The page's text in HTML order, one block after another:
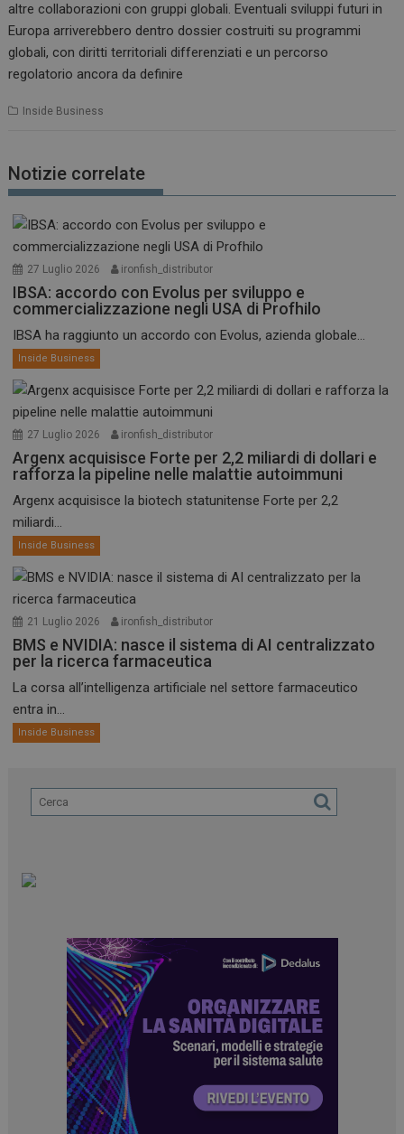
altre collaborazioni con gruppi globali. Eventuali sviluppi futuri in
Europa arriverebbero dentro dossier costruiti su programmi
globali, con diritti territoriali differenziati e un percorso
regolatorio ancora da definire
Inside Business
Notizie correlate
27 Luglio 2026 ironfish_distributor
IBSA: accordo con Evolus per sviluppo e
commercializzazione negli USA di Profhilo
IBSA ha raggiunto un accordo con Evolus, azienda globale...
Inside Business
27 Luglio 2026 ironfish_distributor
Argenx acquisisce Forte per 2,2 miliardi di dollari e
rafforza la pipeline nelle malattie autoimmuni
Argenx acquisisce la biotech statunitense Forte per 2,2
miliardi...
Inside Business
21 Luglio 2026 ironfish_distributor
BMS e NVIDIA: nasce il sistema di AI centralizzato
per la ricerca farmaceutica
La corsa all’intelligenza artificiale nel settore farmaceutico
entra in...
Inside Business